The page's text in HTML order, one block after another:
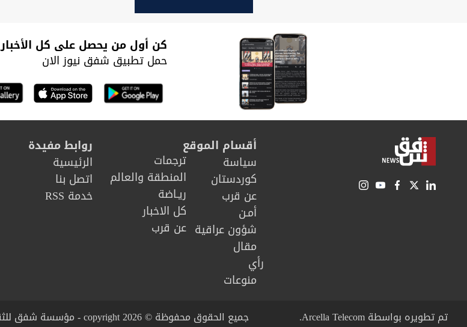
كن أول من يحصل على كل الأخبار
حمل تطبيق شفق نيوز الان
أقسام الموقع
سیاسة
كوردستان
عن قرب
أمـن
شؤون عراقية
مقال
رأي
منوعات
ترجمات
المنطقة والعالم
ريـاضة
كل الاخبار
عن قرب
روابط مفيدة
الرئيسية
اتصل بنا
خدمة RSS
تم تطويره بواسطة Arcella Telecom. جميع الحقوق محفوظة © copyright 2026 - مؤسسة شفق للثقافة والاعلام